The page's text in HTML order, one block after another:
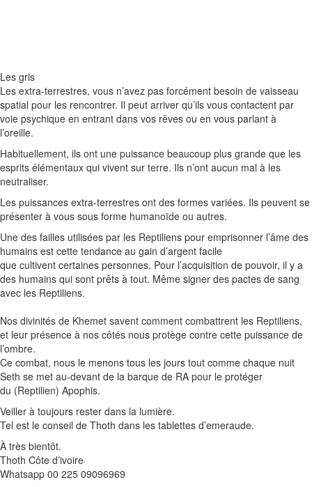
Les gris
Les extra-terrestres, vous n’avez pas forcément besoin de vaisseau
spatial pour les rencontrer. Il peut arriver qu’ils vous contactent par
voie psychique en entrant dans vos rêves ou en vous parlant à
l’oreille.
Habituellement, ils ont une puissance beaucoup plus grande que les
esprits élémentaux qui vivent sur terre. Ils n’ont aucun mal à les
neutraliser.
Les puissances extra-terrestres ont des formes variées. Ils peuvent se
présenter à vous sous forme humanoïde ou autres.
Une des failles utilisées par les Reptiliens pour emprisonner l’âme des
humains est cette tendance au gain d’argent facile
que cultivent certaines personnes. Pour l’acquisition de pouvoir, il y a
des humains qui sont prêts à tout. Même signer des pactes de sang
avec les Reptiliens.
Nos divinités de Khemet savent comment combattrent les Reptiliens,
et leur présence à nos côtés nous protège contre cette puissance de
l’ombre.
Ce combat, nous le menons tous les jours tout comme chaque nuit
Seth se met au-devant de la barque de RA pour le protéger
du (Reptilien) Apophis.
Veiller à toujours rester dans la lumière.
Tel est le conseil de Thoth dans les tablettes d’emeraude.
À très bientôt.
Thoth Côte d’ivoire
Whatsapp 00 225 09096969